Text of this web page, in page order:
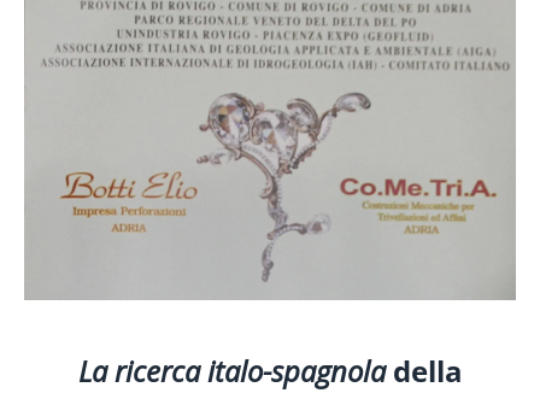
La ricerca italo-spagnoladella